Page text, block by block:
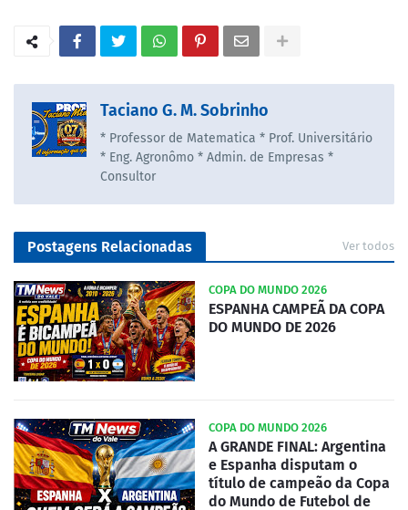
Taciano G. M. Sobrinho
* Professor de Matematica * Prof. Universitário
* Eng. Agronômo * Admin. de Empresas *
Consultor
Postagens Relacionadas Ver todos
COPA DO MUNDO 2026
ESPANHA CAMPEÃ DA COPA
DO MUNDO DE 2026
COPA DO MUNDO 2026
A GRANDE FINAL: Argentina
e Espanha disputam o
título de campeão da Copa
do Mundo de Futebol de